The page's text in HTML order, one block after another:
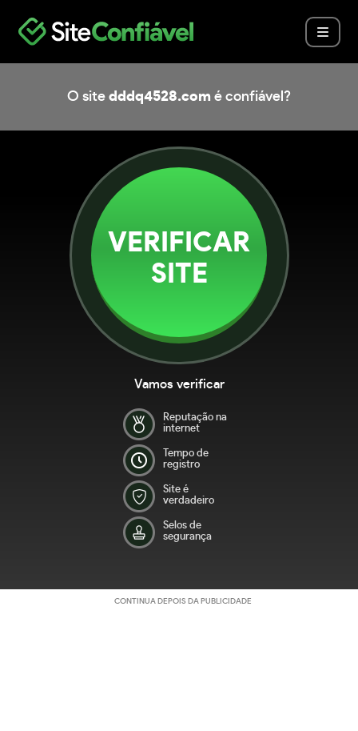
O site dddq4528.com é confiável?
VERIFICAR
SITE
Vamos verificar
Reputação na
internet
Tempo de
registro
Site é
verdadeiro
Selos de
segurança
CONTINUA DEPOIS DA PUBLICIDADE